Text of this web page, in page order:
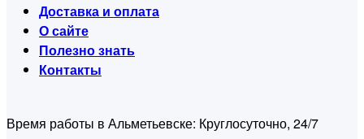
Доставка и оплата
О сайте
Полезно знать
Контакты
Время работы в Альметьевске: Круглосуточно, 24/7